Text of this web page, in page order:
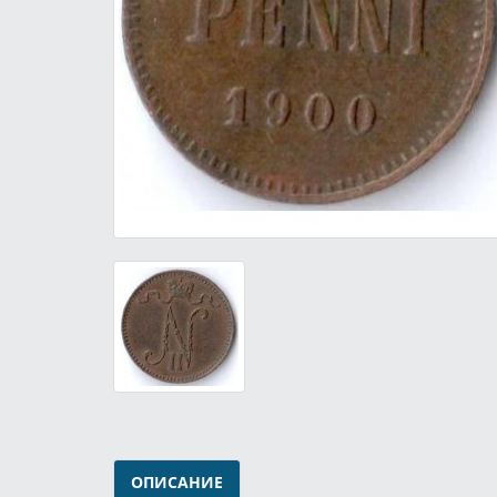
ОПИСАНИЕ